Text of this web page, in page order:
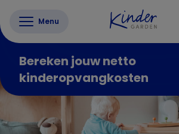
Menu
Bereken jouw netto
kinderopvangkosten